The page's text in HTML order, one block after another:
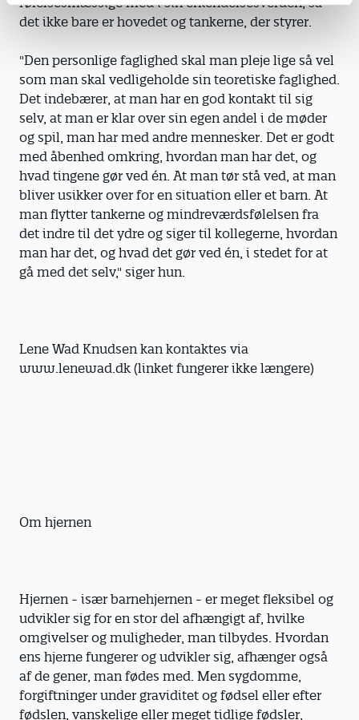
det ikke bare er hovedet og tankerne, der styrer.
"Den personlige faglighed skal man pleje lige så vel
som man skal vedligeholde sin teoretiske faglighed.
Det indebærer, at man har en god kontakt til sig
selv, at man er klar over sin egen andel i de møder
og spil, man har med andre mennesker. Det er godt
med åbenhed omkring, hvordan man har det, og
hvad tingene gør ved én. At man tør stå ved, at man
bliver usikker over for en situation eller et barn. At
man flytter tankerne og mindreværdsfølelsen fra
det indre til det ydre og siger til kollegerne, hvordan
man har det, og hvad det gør ved én, i stedet for at
gå med det selv," siger hun.
Lene Wad Knudsen kan kontaktes via
www.lenewad.dk (linket fungerer ikke længere)
Om hjernen
Hjernen - især barnehjernen - er meget fleksibel og
udvikler sig for en stor del afhængigt af, hvilke
omgivelser og muligheder, man tilbydes. Hvordan
ens hjerne fungerer og udvikler sig, afhænger også
af de gener, man fødes med. Men sygdomme,
forgiftninger under graviditet og fødsel eller efter
fødslen, vanskelige eller meget tidlige fødsler,